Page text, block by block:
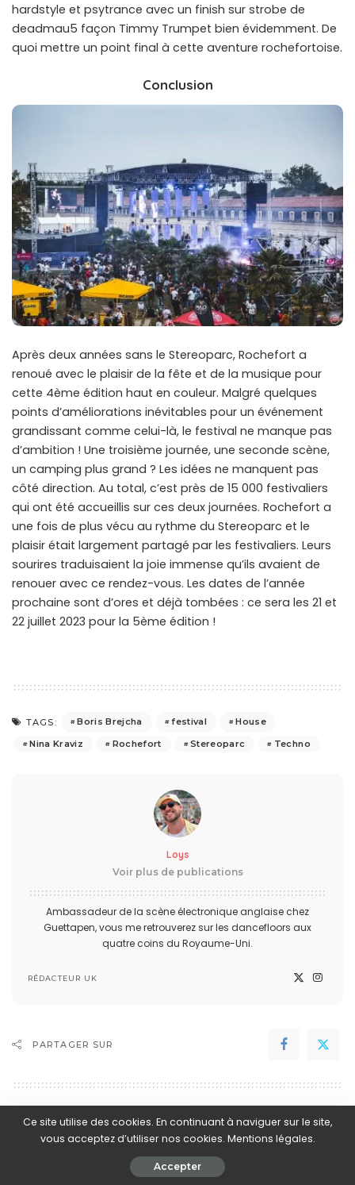
hardstyle et psytrance avec un finish sur strobe de
deadmau5 façon Timmy Trumpet bien évidemment. De
quoi mettre un point final à cette aventure rochefortoise.
Conclusion
Après deux années sans le Stereoparc, Rochefort a
renoué avec le plaisir de la fête et de la musique pour
cette 4ème édition haut en couleur. Malgré quelques
points d’améliorations inévitables pour un événement
grandissant comme celui-là, le festival ne manque pas
d’ambition ! Une troisième journée, une seconde scène,
un camping plus grand ? Les idées ne manquent pas
côté direction. Au total, c’est près de 15 000 festivaliers
qui ont été accueillis sur ces deux journées. Rochefort a
une fois de plus vécu au rythme du Stereoparc et le
plaisir était largement partagé par les festivaliers. Leurs
sourires traduisaient la joie immense qu’ils avaient de
renouer avec ce rendez-vous. Les dates de l’année
prochaine sont d’ores et déjà tombées : ce sera les 21 et
22 juillet 2023 pour la 5ème édition !
TAGS: Boris Brejcha festival
House
Nina Kraviz
Rochefort Stereoparc Techno
Loys
Voir plus de publications
Ambassadeur de la scène électronique anglaise chez
Guettapen, vous me retrouverez sur les dancefloors aux
quatre coins du Royaume-Uni.
RÉDACTEUR UK
PARTAGER SUR
1 commentaire Voir les commentaires
Toute l’actualité
Ce site utilise des cookies. En continuant à naviguer sur le site,
vous acceptez d’utiliser nos cookies. Mentions légales.
Accepter